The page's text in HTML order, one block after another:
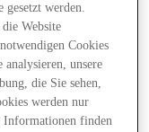
werden.
Website
Cookies
analysieren, unsere
die Sie sehen,
werden nur
Informationen finden